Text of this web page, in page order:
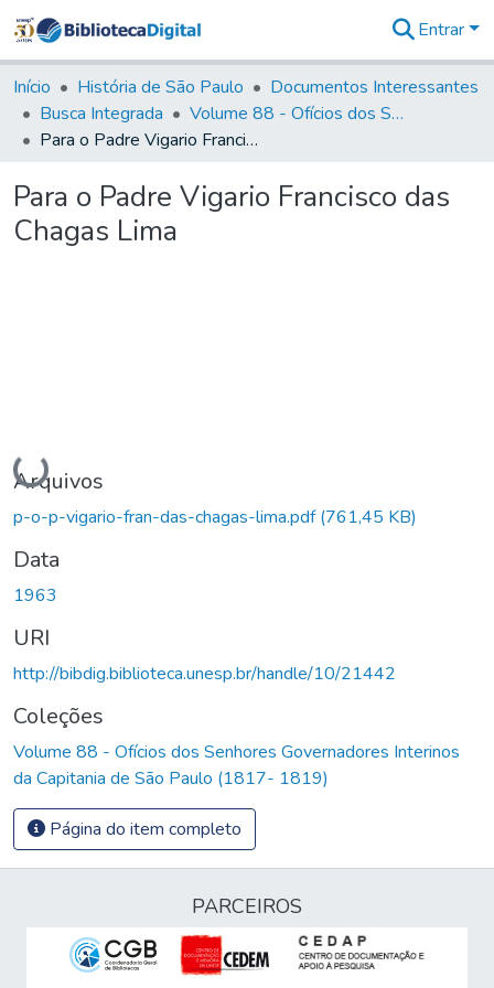
&
Coleções
Tudo na
Biblioteca
Estatísticas
Entrar
Início História de São Paulo
Documentos Interessantes
Busca Integrada
Volume 88 - Ofícios dos Senhores Governadores Interinos da Capitania de São Paulo (1817- 1819)
Para o Padre Vigario Francisco das Chagas Lima
Para o Padre Vigario Francisco das
Chagas Lima
Carregando...
Arquivos
p-o-p-vigario-fran-das-chagas-lima.pdf(761,45 KB)
Data
1963
URI
http://bibdig.biblioteca.unesp.br/handle/10/21442
Coleções
Volume 88 - Ofícios dos Senhores Governadores Interinos
da Capitania de São Paulo (1817- 1819)
Página do item completo
PARCEIROS